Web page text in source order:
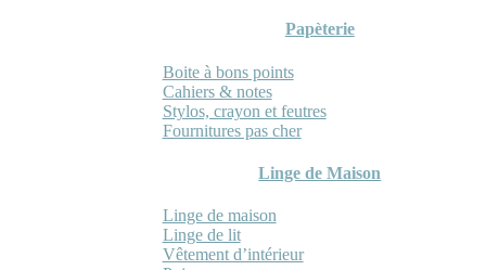
Papèterie
Boite à bons points
Cahiers & notes
Stylos, crayon et feutres
Fournitures pas cher
Linge de Maison
Linge de maison
Linge de lit
Vêtement d’intérieur